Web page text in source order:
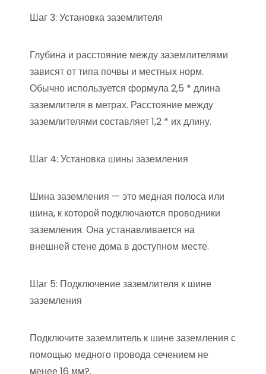
Шаг 3: Установка заземлителя
Глубина и расстояние между заземлителями
зависят от типа почвы и местных норм.
Обычно используется формула 2,5 * длина
заземлителя в метрах. Расстояние между
заземлителями составляет 1,2 * их длину.
Шаг 4: Установка шины заземления
Шина заземления — это медная полоса или
шина, к которой подключаются проводники
заземления. Она устанавливается на
внешней стене дома в доступном месте.
Шаг 5: Подключение заземлителя к шине
заземления
Подключите заземлитель к шине заземления с
помощью медного провода сечением не